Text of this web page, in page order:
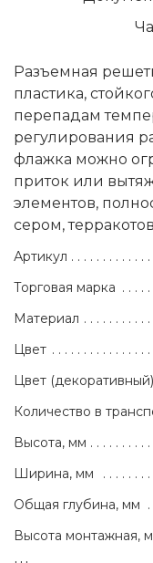
Разъемная
пластика,
перепадам
регулирования
флажка можно
приток или
элементов,
сером,
Артикул
Торговая марка
Материал
Цвет
Цвет (декоративный)
Количество в
Высота, мм
Ширина, мм
Общая глубина, мм
Высота монтажная,